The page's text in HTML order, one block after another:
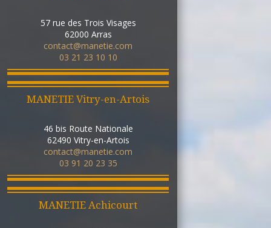
57 rue des Trois Visages
62000 Arras
contact@manetie.com
03 21 23 10 10
MANETIE Vitry-en-Artois
46 bis Route Nationale
62490 Vitry-en-Artois
contact@manetie.com
03 91 20 23 35
MANETIE Achicourt